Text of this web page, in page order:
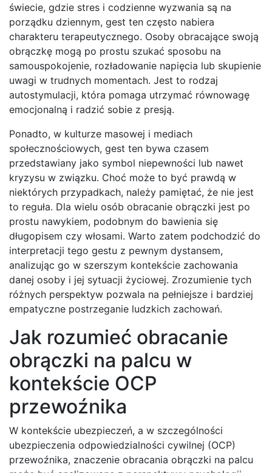
świecie, gdzie stres i codzienne wyzwania są na
porządku dziennym, gest ten często nabiera
charakteru terapeutycznego. Osoby obracające swoją
obrączkę mogą po prostu szukać sposobu na
samouspokojenie, rozładowanie napięcia lub skupienie
uwagi w trudnych momentach. Jest to rodzaj
autostymulacji, która pomaga utrzymać równowagę
emocjonalną i radzić sobie z presją.
Ponadto, w kulturze masowej i mediach
społecznościowych, gest ten bywa czasem
przedstawiany jako symbol niepewności lub nawet
kryzysu w związku. Choć może to być prawdą w
niektórych przypadkach, należy pamiętać, że nie jest
to reguła. Dla wielu osób obracanie obrączki jest po
prostu nawykiem, podobnym do bawienia się
długopisem czy włosami. Warto zatem podchodzić do
interpretacji tego gestu z pewnym dystansem,
analizując go w szerszym kontekście zachowania
danej osoby i jej sytuacji życiowej. Zrozumienie tych
różnych perspektyw pozwala na pełniejsze i bardziej
empatyczne postrzeganie ludzkich zachowań.
Jak rozumieć obracanie
obrączki na palcu w
kontekście OCP
przewoźnika
W kontekście ubezpieczeń, a w szczególności
ubezpieczenia odpowiedzialności cywilnej (OCP)
przewoźnika, znaczenie obracania obrączki na palcu